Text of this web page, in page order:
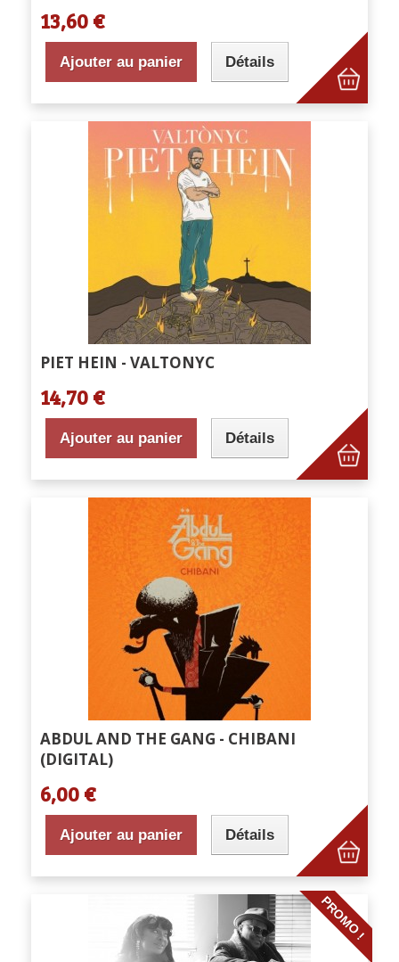
13,60 €
Ajouter au panier Détails
PIET HEIN - VALTONYC
14,70 €
Ajouter au panier Détails
ABDUL AND THE GANG - CHIBANI
(DIGITAL)
6,00 €
Ajouter au panier Détails
PROMO !